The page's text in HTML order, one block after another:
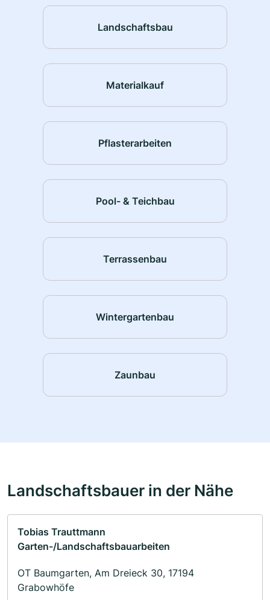
Landschaftsbau
Materialkauf
Pflasterarbeiten
Pool- & Teichbau
Terrassenbau
Wintergartenbau
Zaunbau
Landschaftsbauer in der Nähe
Tobias Trauttmann
Garten-/Landschaftsbauarbeiten
OT Baumgarten, Am Dreieck 30, 17194
Grabowhöfe